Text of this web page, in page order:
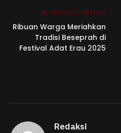
PREVIOUS ARTICLE
Ribuan Warga Meriahkan
Tradisi Beseprah di
Festival Adat Erau 2025
Redaksi